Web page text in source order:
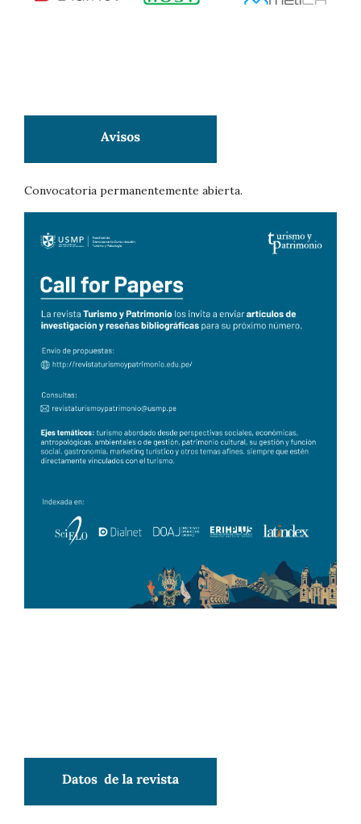
Convocatoria permanentemente abierta.